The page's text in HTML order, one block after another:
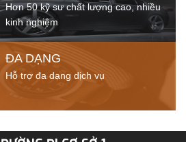
Hơn 50 kỹ sư chất lượng cao, nhiều
kinh nghiệm
ĐA DẠNG
Hỗ trợ đa dạng dịch vụ